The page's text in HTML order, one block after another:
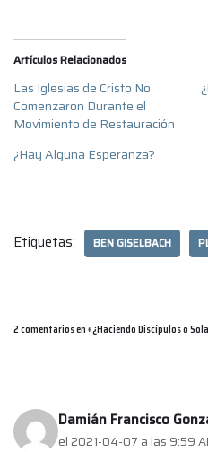
Artículos Relacionados
Las Iglesias de Cristo No
Comenzaron Durante el
Movimiento de Restauración
¿Hay Alguna Esperanza?
Etiquetas: BEN GISELBACH
2 comentarios en «¿Haciendo Discípulos o
Damián Francisco
el 2021-04-07 a las 9:59